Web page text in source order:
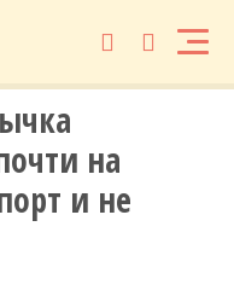
на
и не